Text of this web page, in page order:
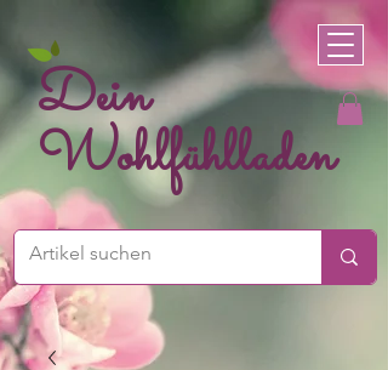
Dein
Wohlfühlladen